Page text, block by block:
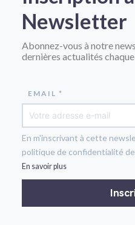
Newsletter
Abonnez-vous à notre
dernières actualités
EMAIL *
En m'inscrivant à cette
politique de confidentialité
En savoir plus